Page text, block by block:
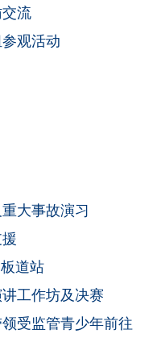
流
观活动
大事故演习
道站
工作坊及决赛
受监管青少年前往